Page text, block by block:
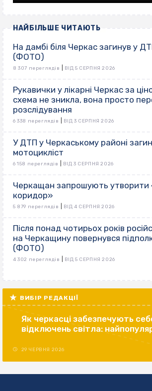
НАЙБІЛЬШЕ ЧИТАЮТЬ
На дамбі біля Черкас загинув у
(ФОТО)
8 307 переглядів ВІД 5 СЕРПНЯ 2026
Рукавички у лікарні Черкас за
схема не зникла, вона просто
розслідування
6 338 переглядів ВІД 3 СЕРПНЯ 2026
У ДТП у Черкаському районі
мотоцикліст
6 158 переглядів ВІД 3 СЕРПНЯ 2026
Черкащан запрошують утворити
коридор»
5 879 переглядів ВІД 4 СЕРПНЯ 2026
Після понад чотирьох років
на Черкащину повернувся
(ФОТО)
4 302 переглядів ВІД 5 СЕРПНЯ 2026
ВИБІР РЕДАКЦІЇ
Як черкасці забезпечують
відключень світла:
29 ЧЕРВНЯ 2026